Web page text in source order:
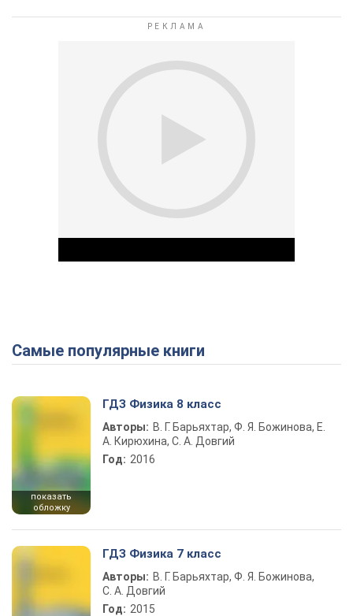
Play Video
Самые популярные книги
показать
обложку
ГДЗ Физика 8 класс
Авторы: В. Г. Барьяхтар, Ф. Я. Божинова, Е.
А. Кирюхина, С. А. Довгий
Год: 2016
ГДЗ Физика 7 класс
Авторы: В. Г. Барьяхтар, Ф. Я. Божинова,
С. А. Довгий
Год: 2015